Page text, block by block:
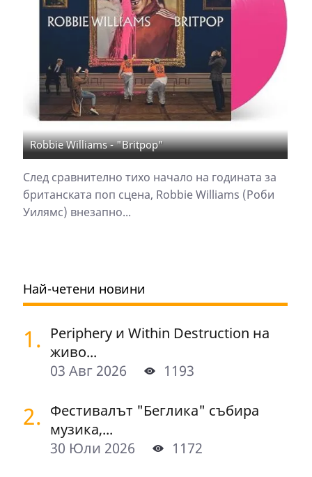
Robbie Williams - "Britpop"
След сравнително тихо начало на годината за
британската поп сцена, Robbie Williams (Роби
Уилямс) внезапно...
Най-четени новини
1. Periphery и Within Destruction на
живо...
03 Авг 2026
1193
2. Фестивалът "Беглика" събира
музика,...
30 Юли 2026
1172